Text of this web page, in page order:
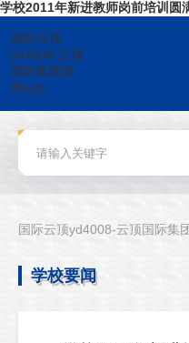
学校2011年新进教师岗前培训圆
国际云顶
yd4008-云顶
国际集团游
戏app
国际云顶yd4008-云顶国际集
学校要闻